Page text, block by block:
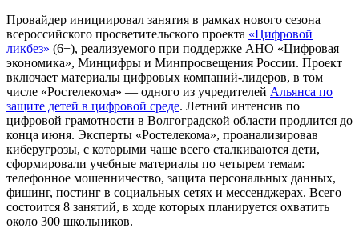
Провайдер инициировал занятия в рамках нового сезона
всероссийского просветительского проекта «Цифровой
ликбез» (6+), реализуемого при поддержке АНО «Цифровая
экономика», Минцифры и Минпросвещения России. Проект
включает материалы цифровых компаний-лидеров, в том
числе «Ростелекома» — одного из учредителей Альянса по
защите детей в цифровой среде. Летний интенсив по
цифровой грамотности в Волгоградской области продлится до
конца июня. Эксперты «Ростелекома», проанализировав
киберугрозы, с которыми чаще всего сталкиваются дети,
сформировали учебные материалы по четырем темам:
телефонное мошенничество, защита персональных данных,
фишинг, постинг в социальных сетях и мессенджерах. Всего
состоится 8 занятий, в ходе которых планируется охватить
около 300 школьников.